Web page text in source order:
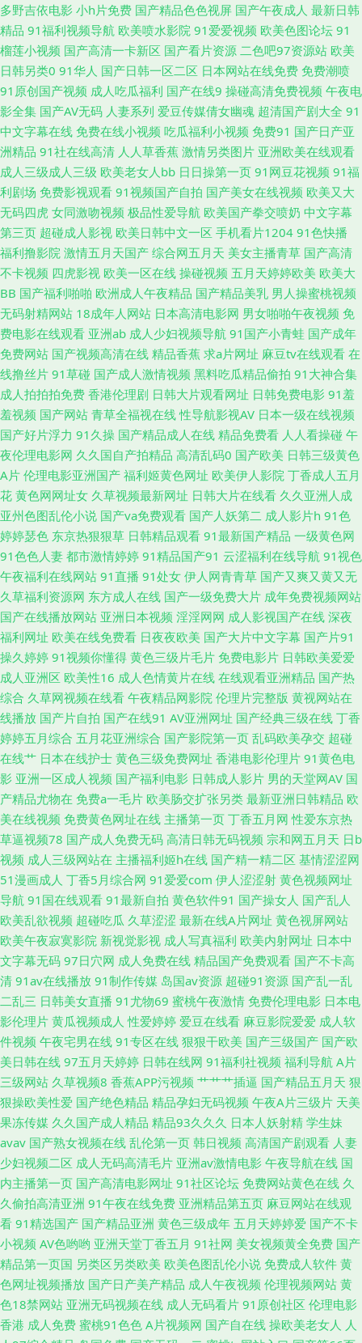
欧洲免费在线 美女被草 韩国专区第一夜 国精品久久 黄色快播大香蕉 国产熟
女自拍 国产人妻喷水视频 九一豆花网站 久久艹手机在线 国产精品免费熟女
福利AV一区 超碰人人艹久久 97综合激情 91色情软件 国产黄色免费电影 黄
色最新网址 精品成人 久草精品国产系列 加勒比激情网 久久精品国产亚州 后
入黑丝 国产精品天天干 深夜福利姬 伊人久久青青草网 色图专区区 97超碰超
碰 大香蕉易淫网 日本妞妞基地 香蕉影剧院 www91熊猫 豆花91网 久草香蕉
97 人妖资源网站 2026天天肏 操人妻av 国产中文 蜜桃av先锋影院 日韩新网
片 亚洲男女操逼视频 91网站免费视频 大香蕉伊人天堂 久久精品嫩草 四虎色
站 91传媒在线看 国产网站视频 麻豆精久久 亚洲第一导航污 91日韩永久 白
虎美女爆操91 国内熟女视频 女人毛片黄色 亚洲伊人主页 AV无码导航 国产
操屄 欧洲色二 四虎色逼 91pro成人 99这里都是精品 东京热av片 久久97影
院 欧美色中色5 伪娘导航 97超碰人妻自慰 国产不卡二区 九一美女肏屄 欧美
美女日皮快播 五月天综合色色 91精品牛 超碰3p在线观看 韩日欧美好看剧 欧
美精品视 香蕉视屏 91熟女丝袜福利 东京热天堂久久 久久宗和a 日韩脚交在
线 一区二区国产视频 91最新地址 超碰在人 国语不卡肏屄视频 亚洲国产aa
成人综合大香蕉 九一狼人社 欧洲人妻丰满 91熟女豆花视频 岛国偷拍色图 久
久伊人在线视频 超碰玖玖 人妻伊人大香蕉 91大片成人痘音 波多野结衣一本
道 黑料网线路一二三 先锋影音AV官网 91色片 大香蕉九九 美国成人视屏 日
姜女BB 中文字幕cao操 日本阿v视频 在线看免费91 白丝美女足交 国产一线
二线 免费在线观看91 无码超碰97 91九九九在线 超碰婷婷 精品不卡网 午夜
av伦理 成人性生网站 美国福利网址导航 日韩欧美大B 宅男影院 www豆花51
九一在线免费看 日本AV中文字幕 亚洲成人WWW 97青青 国产91在线首页 亚
洲毛片网站 99福利视频 精品人妻二区三区 午夜福利传媒 草比在线观看 黄色
小说视频网址 日韩城人网站 伊人网少妇在线 东京热亚洲传媒 欧美TV成人在
线 微拍福利88 91视频观看入口 东京热av在线 老熟女人ass 三级片自慰 3级
片av片网 俺去也影院 老司机曹逼视频 婷婷影院伊人 97亚州狠狠色 国产九区
一区在线 人妻草草草草 影音先锋欧美四级 肏屄欧美 黄色激情久久 欧美孕妇
性交 www国产n免费 精品av在线网站 人妻重口味 制服AV影院 av影院青青草
原 海角国产一级视频 欧美性爱派对网站 五月天性爱网址 传媒视频在线
多野吉依电影 小h片免费 国产精品色色视屏 国产午夜成人 最新日韩
精品 91福利视频导航 欧美喷水影院 91爱爱视频 欧美色图论坛 91
榴莲小视频 国产高清一卡新区 国产看片资源 二色吧97资源站 欧美
日韩另类0 91华人 国产日韩一区二区 日本网站在线免费 免费潮喷
91原创国产视频 成人吃瓜福利 国产在线9 操碰高清免费视频 午夜电
影全集 国产AV无码 人妻系列 爱豆传媒倩女幽魂 超清国产剧大全 91
中文字幕在线 免费在线小视频 吃瓜福利小视频 免费91 国产日产亚
洲精品 91社在线高清 人人草香蕉 激情另类图片 亚洲欧美在线观看
成人三级成人三级 欧美老女人bb 日日操第一页 91网豆花视频 91福
利剧场 免费影视观看 91视频国产自拍 国产美女在线视频 欧美又大
无码四虎 女同激吻视频 极品性爱导航 欧美国产拳交喷奶 中文字幕
第三页 超碰成人影视 欧美日韩中文一区 手机看片1204 91色快播
福利撸影院 激情五月天国产 综合网五月天 美女主播青草 国产高清
不卡视频 四虎影视 欧美一区在线 操碰视频 五月天婷婷欧美 欧美大
BB 国产福利啪啪 欧洲成人午夜精品 国产精品美乳 男人操蜜桃视频
无码射精网站 18成年人网站 日本高清电影网 男女啪啪午夜视频 免
费电影在线观看 亚洲ab 成人少妇视频导航 91国产小青蛙 国产成年
免费网站 国产视频高清在线 精品香蕉 求a片网址 麻豆tv在线观看 在
线撸丝片 91草碰 国产成人激情视频 黑料吃瓜精品偷拍 91大神合集
成人拍拍拍免费 香港伦理剧 日韩大片观看网址 日韩免费电影 91羞
羞视频 国产网站 青草全福视在线 性导航影视AV 日本一级在线视频
国产好片浮力 91久操 国产精品成人在线 精品免费看 人人看操碰 午
夜伦理电影网 久久国自产拍精品 高清乱码0 国产欧美 日韩三级黄色
A片 伦理电影亚洲国产 福利姬黄色网址 欧美伊人影院 丁香成人五月
花 黄色网网址女 久草视频最新网址 日韩大片在线看 久久亚洲人成
亚州色图乱伦小说 国产va免费观看 国产人妖第二 成人影片h 91色
婷婷瑟色 东京热狠狠草 日韩精品观看 91最新国产精品 一级黄色网
91色色人妻 都市激情婷婷 91精品国产91 云涩福利在线导航 91视色
午夜福利在线网站 91直播 91处女 伊人网青青草 国产又爽又黄又无
久草福利资源网 东方成人在线 国产一级免费大片 成年免费视频网站
国产在线播放网站 亚洲日本视频 淫淫网网 成人影视国产在线 深夜
福利网址 欧美在线免费看 日夜夜欧美 国产大片中文字幕 国产片91
操久婷婷 91视频你懂得 黄色三级片毛片 免费电影片 日韩欧美爱爱
成人亚洲区 欧美性16 成人色情黄片在线 在线观看亚洲精品 国产热
综合 久草网视频在线看 午夜精品网影院 伦理片完整版 黄视网站在
线播放 国产片自拍 国产在线91 AV亚洲网址 国产经典三级在线 丁香
婷婷五月综合 五月花亚洲综合 国产影院第一页 乱码欧美孕交 超碰
在线艹 日本在线护士 黄色三级免费网址 香港电影伦理片 91黄色电
影 亚洲一区成人视频 国产福利电影 日韩成人影片 男的天堂网AV 国
产精品尤物在 免费a一毛片 欧美肠交扩张另类 最新亚洲日韩精品 欧
美在线视频 免费黄色网址在线 主播第一页 丁香五月网 性爱东京热
草逼视频78 国产成人免费无码 高清日韩无码视频 宗和网五月天 日b
视频 成人三级网站在 主播福利姬h在线 国产精一精二区 基情涩涩网
51漫画成人 丁香5月综合网 91爱爱com 伊人涩涩射 黄色视频网址
导航 91国在线观看 91最新自拍 黄色软件91 国产操女人 国产乱人
欧美乱欲视频 超碰吃瓜 久草涩涩 最新在线A片网址 黄色视屏网站
欧美午夜寂寞影院 新视觉影视 成人写真福利 欧美内射网址 日本中
文字幕无码 97日穴网 成人免费在线 精品国产免费观看 国产不卡高
清 91av在线播放 91制作传媒 岛国av资源 超碰91资源 国产乱一乱
二乱三 日韩美女直播 91尤物69 蜜桃午夜激情 免费伦理电影 日本电
影伦理片 黄瓜视频成人 性爱婷婷 爱豆在线看 麻豆影院爱爱 成人软
件视频 午夜宅男在线 91专区在线 狠狠干欧美 国产三级国产 国产欧
美日韩在线 97五月天婷婷 日韩在线网 91福利社视频 福利导航 A片
三级网站 久草视频8 香蕉APP污视频 艹艹艹插逼 国产精品五月天 狠
狠操欧美性爱 国产绝色精品 精品孕妇无码视频 午夜A片三级片 天美
果冻传媒 久久国产成人精品 精品93久久久 日本人妖射精 学生妹
avav 国产熟女视频在线 乱伦第一页 韩日视频 高清国产剧观看 人妻
少妇视频二区 成人无码高清毛片 亚洲av激情电影 午夜导航在线 国
内主播第一页 国产高清电影网址 91社区论坛 免费网站黄色在线 久
久偷拍高清亚洲 91午夜在线免费 亚洲精品第五页 麻豆网站在线观
看 91精选国产 国产精品亚洲 黄色三级成年 五月天婷婷爱 国产不卡
小视频 AV色哟哟 亚洲天堂丁香五月 91社网 美女视频黄全免费 国产
精品第一页国 另类区另类欧美 欧美色图乱伦小说 免费成人软件 黄
色网址视频播放 国产日产美产精品 成人午夜视频 伦理视频网站 黄
色18禁网站 亚洲无码视频在线 成人无码看片 91原创社区 伦理电影
香港 成人免费 蜜桃91色色 A片视频网 国产自在线 操欧美老女人 人